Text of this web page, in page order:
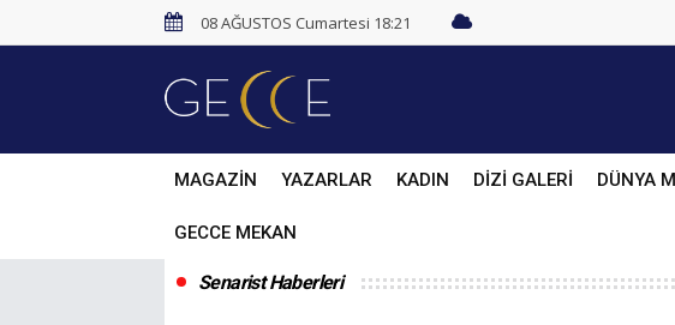
08 AĞUSTOS Cumartesi 18:21
MAGAZİN YAZARLAR KADIN DİZİ GALERİ DÜNYA
GECCE MEKAN
Senarist Haberleri